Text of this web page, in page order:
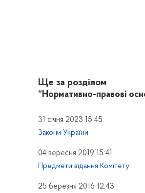
Ще за розділом
“Нормативно-правові
31 січня 2023 15:45
Закони України
04 вересня 2019 15:41
Предмети відання Комітету
25 березня 2016 12:43